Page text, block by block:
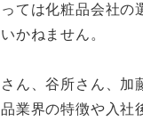
ては化粧品会社の
かねません。
ん、谷所さん、加
業界の特徴や入社